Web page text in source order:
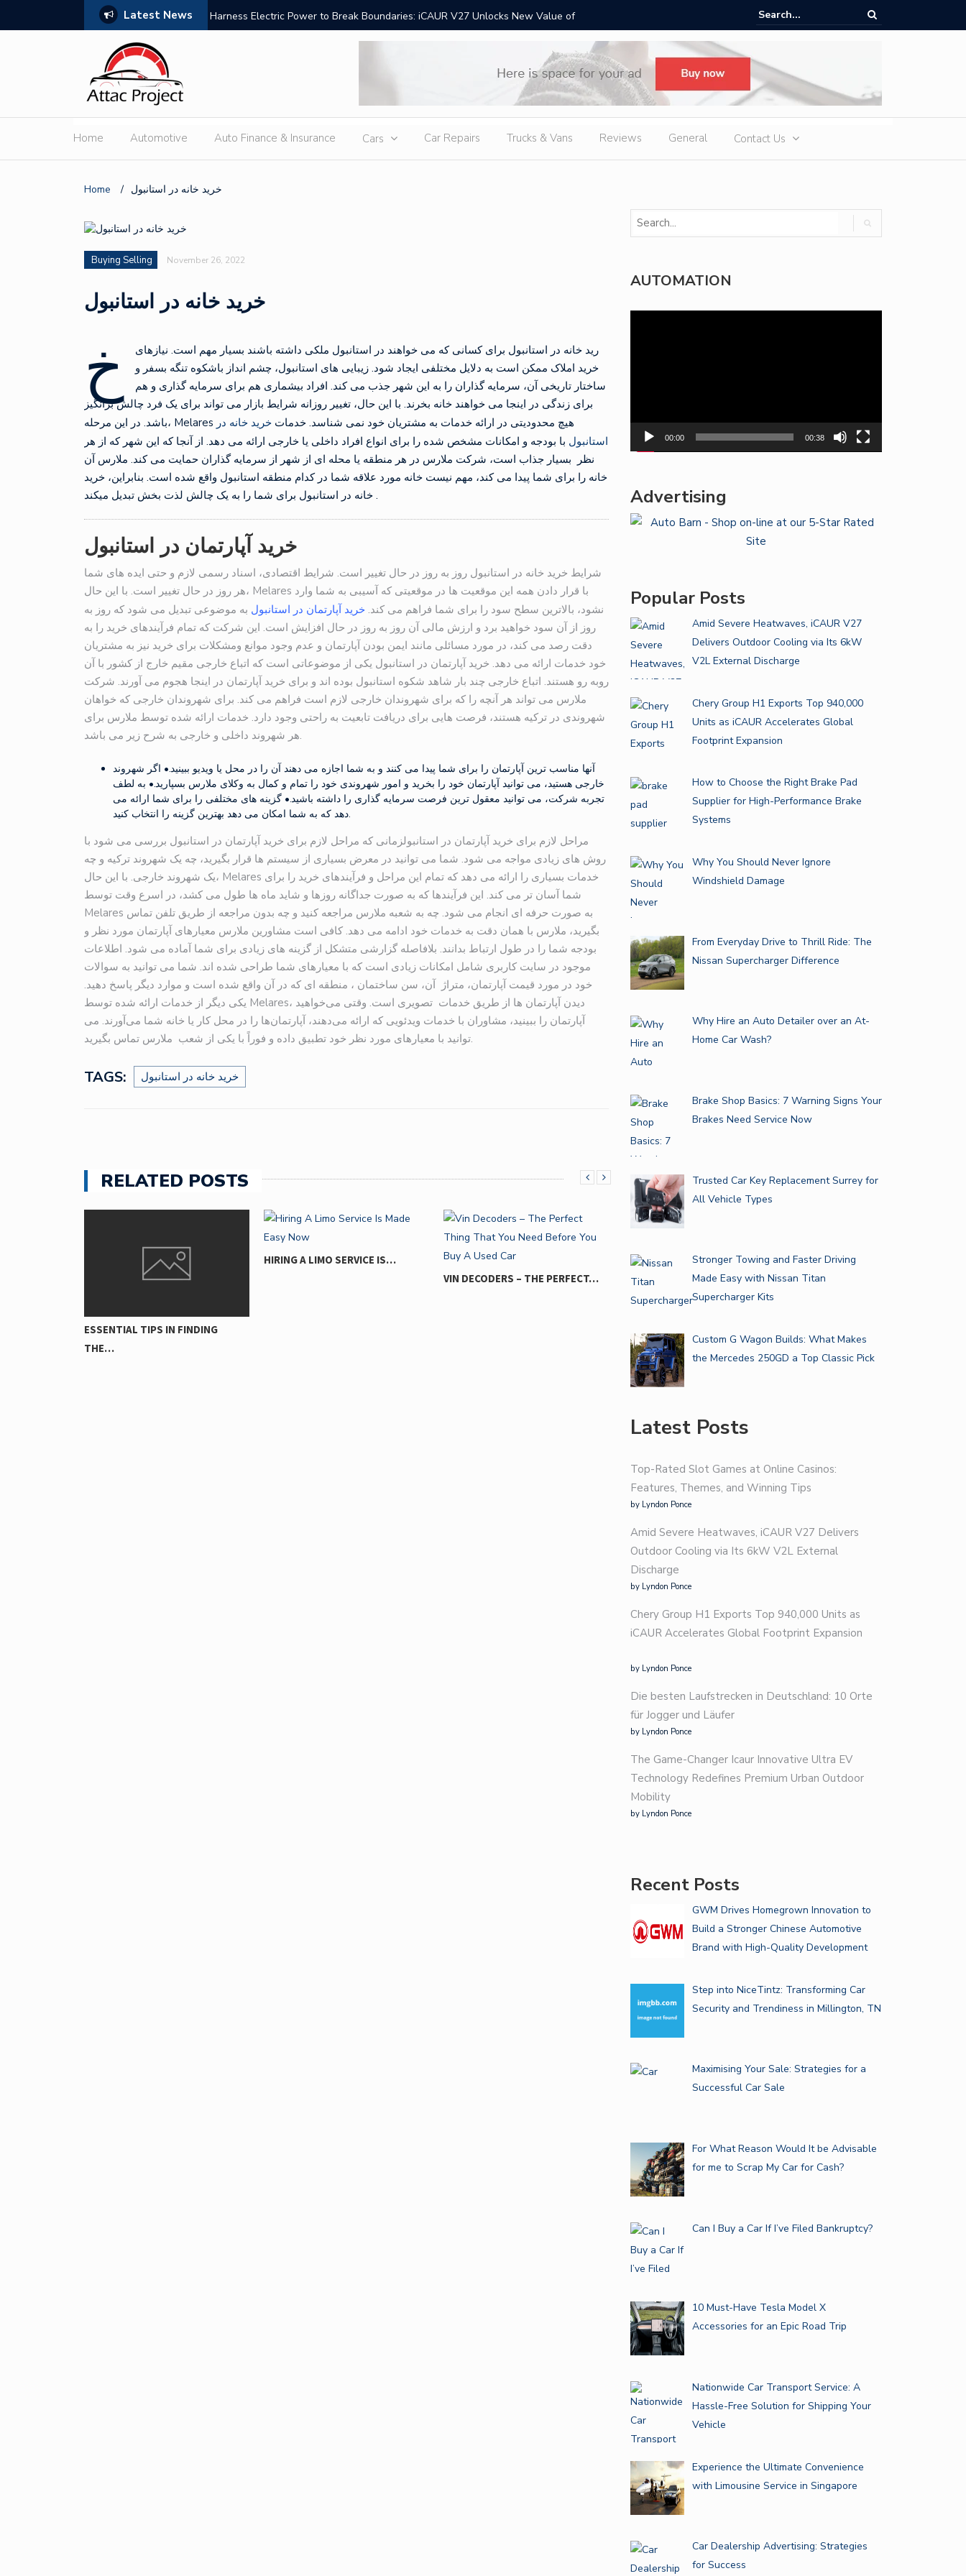
Latest News
Boundaries: iCAUR V27 Unlocks New Value of
Outdoor Lifestyle
How to Choose the Right Brake Pad Supplier for High-Performance Brake Systems KAIYI Enters New Phase of Global Expansion
Home Automotive Auto Finance & Insurance Cars Car Repairs Trucks & Vans Reviews General Contact Us
Home / خرید خانه در استانبول
Buying Selling November 26, 2022
خرید خانه در استانبول
خ
رید خانه در استانبول برای کسانی که می خواهند در استانبول ملکی داشته باشند بسیار مهم است. نیازهای
خرید املاک ممکن است به دلایل مختلفی ایجاد شود. زیبایی های استانبول، چشم انداز باشکوه تنگه بسفر و
ساختار تاریخی آن، سرمایه گذاران را به این شهر جذب می کند. افراد بیشماری هم برای سرمایه گذاری و هم
برای زندگی در اینجا می خواهند خانه بخرند. با این حال، تغییر روزانه شرایط بازار می تواند برای یک فرد چالش برانگیز
باشد. در این مرحله، Melares هیچ محدودیتی در ارائه خدمات به مشتریان خود نمی شناسد. خدمات خرید خانه در
استانبول با بودجه و امکانات مشخص شده را برای انواع افراد داخلی یا خارجی ارائه می دهد. از آنجا که این شهر که از هر
نظر بسیار جذاب است، شرکت ملارس در هر منطقه یا محله ای از شهر از سرمایه گذاران حمایت می کند. ملارس آن
خانه را برای شما پیدا می کند، مهم نیست خانه مورد علاقه شما در کدام منطقه استانبول واقع شده است. بنابراین، خرید
خانه در استانبول برای شما را به یک چالش لذت بخش تبدیل میکند .
خرید آپارتمان در استانبول
شرایط خرید خانه در استانبول روز به روز در حال تغییر است. شرایط اقتصادی، اسناد رسمی لازم و حتی ایده های شما
هر روز در حال تغییر است. با این حال، Melares با قرار دادن همه این موقعیت ها در موقعیتی که آسیبی به شما وارد
نشود، بالاترین سطح سود را برای شما فراهم می کند. خرید آپارتمان در استانبول به موضوعی تبدیل می شود که روز به
روز از آن سود خواهید برد و ارزش مالی آن روز به روز در حال افزایش است. این شرکت که تمام فرآیندهای خرید را به
دقت رصد می کند، در مورد مسائلی مانند ایمن بودن آپارتمان و عدم وجود موانع ومشکلات برای خرید نیز به مشتریان
خود خدمات ارائه می دهد. خرید آپارتمان در استانبول یکی از موضوعاتی است که اتباع خارجی مقیم خارج از کشور با آن
روبه رو هستند. اتباع خارجی چند بار شاهد شکوه استانبول بوده اند و برای خرید آپارتمان در اینجا هجوم می آورند. شرکت
ملارس می تواند هر آنچه را که برای شهروندان خارجی لازم است فراهم می کند. برای شهروندان خارجی که خواهان
شهروندی در ترکیه هستند، فرصت هایی برای دریافت تابعیت به راحتی وجود دارد. خدمات ارائه شده توسط ملارس برای
هر شهروند داخلی و خارجی به شرح زیر می باشد.
آنها مناسب ترین آپارتمان را برای شما پیدا می کنند و به شما اجازه می دهند آن را در محل یا ویدیو ببینید.• اگر شهروند
خارجی هستید، می توانید آپارتمان خود را بخرید و امور شهروندی خود را تمام و کمال به وکلای ملارس بسپارید.• به لطف
تجربه شرکت، می توانید معقول ترین فرصت سرمایه گذاری را داشته باشید.• گزینه های مختلفی را برای شما ارائه می
دهد که به شما امکان می دهد بهترین گزینه را انتخاب کنید.
مراحل لازم برای خرید آپارتمان در استانبولزمانی که مراحل لازم برای خرید آپارتمان در استانبول بررسی می شود با
روش های زیادی مواجه می شود. شما می توانید در معرض بسیاری از سیستم ها قرار بگیرید، چه یک شهروند ترکیه و چه
یک شهروند خارجی. با این حال، Melares خدمات بسیاری را ارائه می دهد که تمام این مراحل و فرآیندهای خرید را برای
شما آسان تر می کند. این فرآیندها که به صورت جداگانه روزها و شاید ماه ها طول می کشد، در اسرع وقت توسط
Melares به صورت حرفه ای انجام می شود. چه به شعبه ملارس مراجعه کنید و چه بدون مراجعه از طریق تلفن تماس
بگیرید، ملارس با همان دقت به خدمات خود ادامه می دهد. کافی است مشاورین ملارس معیارهای آپارتمان مورد نظر و
بودجه شما را در طول ارتباط بدانند. بلافاصله گزارشی متشکل از گزینه های زیادی برای شما آماده می شود. اطلاعات
موجود در سایت کاربری شامل امکانات زیادی است که با معیارهای شما طراحی شده اند. شما می توانید به سوالات
خود در مورد قیمت آپارتمان، متراژ آن، سن ساختمان ، منطقه ای که در آن واقع شده است و موارد دیگر پاسخ دهید.
یکی دیگر از خدمات ارائه شده توسط Melares، دیدن آپارتمان ها از طریق خدمات تصویری است. وقتی می‌خواهید
آپارتمان را ببینید، مشاوران با خدمات ویدئویی که ارائه می‌دهند، آپارتمان‌ها را در محل کار یا خانه شما می‌آورند. می
توانید با معیارهای مورد نظر خود تطبیق داده و فوراً با یکی از شعب ملارس تماس بگیرید.
TAGS: خرید خانه در استانبول
RELATED POSTS
ESSENTIAL TIPS IN FINDING
THE…
HIRING A LIMO SERVICE IS…
VIN DECODERS – THE PERFECT…
AUTOMATION
00:00 00:38
Advertising
Popular Posts
Amid Severe Heatwaves, iCAUR V27
Delivers Outdoor Cooling via Its 6kW
V2L External Discharge
Chery Group H1 Exports Top 940,000
Units as iCAUR Accelerates Global
Footprint Expansion
How to Choose the Right Brake Pad
Supplier for High-Performance Brake
Systems
Why You Should Never Ignore
Windshield Damage
From Everyday Drive to Thrill Ride: The
Nissan Supercharger Difference
Why Hire an Auto Detailer over an At-
Home Car Wash?
Brake Shop Basics: 7 Warning Signs Your
Brakes Need Service Now
Trusted Car Key Replacement Surrey for
All Vehicle Types
Stronger Towing and Faster Driving
Made Easy with Nissan Titan
Supercharger Kits
Custom G Wagon Builds: What Makes
the Mercedes 250GD a Top Classic Pick
Latest Posts
Top-Rated Slot Games at Online Casinos:
Features, Themes, and Winning Tips
by Lyndon Ponce
Amid Severe Heatwaves, iCAUR V27 Delivers
Outdoor Cooling via Its 6kW V2L External
Discharge
by Lyndon Ponce
Chery Group H1 Exports Top 940,000 Units as
iCAUR Accelerates Global Footprint Expansion
by Lyndon Ponce
Die besten Laufstrecken in Deutschland: 10 Orte
für Jogger und Läufer
by Lyndon Ponce
The Game-Changer Icaur Innovative Ultra EV
Technology Redefines Premium Urban Outdoor
Mobility
by Lyndon Ponce
Recent Posts
GWM Drives Homegrown Innovation to
Build a Stronger Chinese Automotive
Brand with High-Quality Development
Step into NiceTintz: Transforming Car
Security and Trendiness in Millington, TN
Maximising Your Sale: Strategies for a
Successful Car Sale
For What Reason Would It be Advisable
for me to Scrap My Car for Cash?
Can I Buy a Car If I’ve Filed Bankruptcy?
10 Must-Have Tesla Model X
Accessories for an Epic Road Trip
Nationwide Car Transport Service: A
Hassle-Free Solution for Shipping Your
Vehicle
Experience the Ultimate Convenience
with Limousine Service in Singapore
Car Dealership Advertising: Strategies
for Success